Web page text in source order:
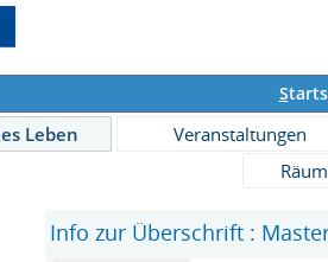
S
Leben
Veranstaltungen
Info zur Überschrift :